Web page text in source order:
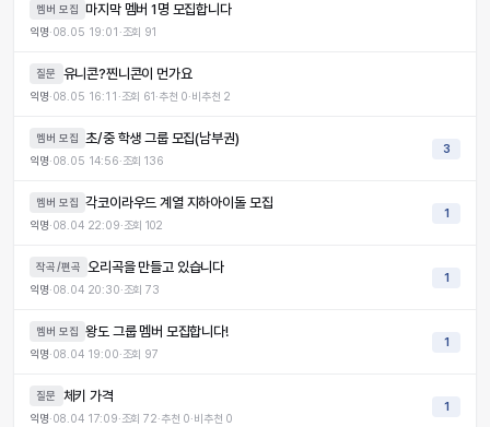
멤버 모집 마지막 멤버 1명 모집합니다
익명·08.05 19:01 ·조회 91
질문 유니콘?찐니콘이 먼가요
익명·08.05 16:11 ·조회 61·추천 0·비추천 2
멤버 모집 초/중 학생 그룹 모집(남부권)
익명·08.05 14:56·조회136
3
멤버 모집 각코이라우드 계열 지하아이돌 모집
익명·08.04 22:09·조회102
1
작곡/편곡 오리곡을 만들고 있습니다
익명·08.04 20:30·조회73
1
멤버 모집 왕도 그룹 멤버 모집합니다!
익명·08.04 19:00·조회 97
1
질문 체키 가격
익명·08.04 17:09·조회72·추천 0·비추천 0
1